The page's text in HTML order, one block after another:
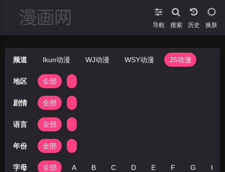
导航 搜索 换肤
频道 Ikun动漫 WJ动漫 WSY动漫 JS动漫
地区 全部
剧情 全部
语言 全部
年份 全部
字母 全部 A B C D E F G H